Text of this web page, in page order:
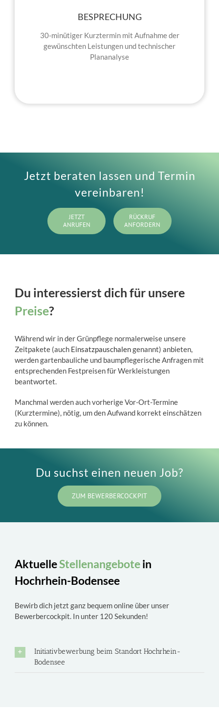
BESPRECHUNG
30-minütiger Kurztermin mit Aufnahme der
gewünschten Leistungen und technischer
Plananalyse
Jetzt beraten lassen und Termin
vereinbaren!
JETZT
ANRUFEN
RÜCKRUF
ANFORDERN
Du interessierst dich für unsere
Preise?
Während wir in der Grünpflege normalerweise unsere
Zeitpakete (auch Einsatzpauschalengenannt) anbieten,
werden gartenbauliche und baumpflegerische Anfragen mit
entsprechenden Festpreisen für Werkleistungen
beantwortet.
Manchmal werden auch vorherige Vor-Ort-Termine
(Kurztermine), nötig, um den Aufwand korrekt einschätzen
zu können.
Du suchst einen neuen Job?
ZUM BEWERBERCOCKPIT
AktuelleStellenangebotein
Hochrhein-Bodensee
Bewirb dich jetzt ganz bequem online über unser
Bewerbercockpit. In unter 120 Sekunden!
Initiativbewerbung beim Standort Hochrhein-
Bodensee